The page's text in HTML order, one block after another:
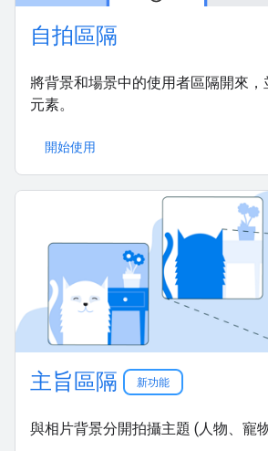
自拍區隔
將背景和場景中的使用者區隔開來
元素。
開始使用
主旨區隔 新功能
與相片背景分開拍攝主題 (人物、寵